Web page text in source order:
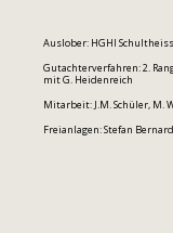
Auslober: HGHI
Gutachterverfahren: 2.
mit G. Heidenreich
Mitarbeit: J.M. Schüler, M.
Freianlagen: Stefan